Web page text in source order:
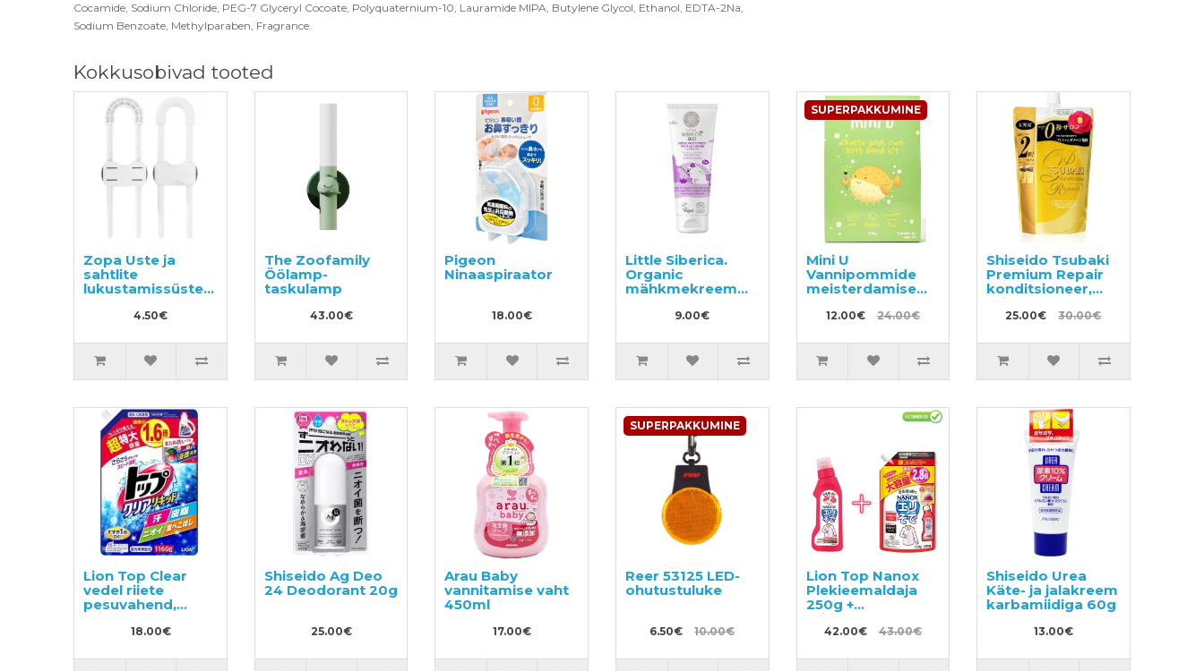
Cocamide, Sodium Chloride, PEG-7 Glyceryl Cocoate, Polyquaternium-10, Lauramide MIPA, Butylene Glycol, Ethanol, EDTA-2Na,
Sodium Benzoate, Methylparaben, Fragrance.
Kokkusobivad tooted
Zopa Uste ja
sahtlite
lukustamissüsteem
4.50€
The Zoofamily
Öölamp-
taskulamp
43.00€
Pigeon
Ninaaspiraator
18.00€
Little Siberica.
Organic
mähkmekreem
9.00€
SUPERPAKKUMINE
Mini U
Vannipommide
meisterdamise
12.00€ 24.00€
Shiseido Tsubaki
Premium Repair
konditsioneer,
täitepakend
660ml
25.00€ 30.00€
Lion Top Clear
vedel riiete
pesuvahend,
täitepakend
18.00€
Shiseido Ag Deo
24 Deodorant 20g
25.00€
Arau Baby
vannitamise vaht
450ml
17.00€
SUPERPAKKUMINE
Reer 53125 LED-
ohutustuluke
6.50€ 10.00€
Lion Top Nanox
Plekieemaldaja
250g +
täitepakend 650g
42.00€ 43.00€
Shiseido Urea
Käte- ja jalakreem
karbamiidiga 60g
13.00€